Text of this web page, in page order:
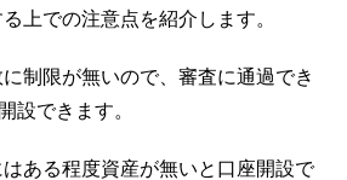
上での注意点を紹介します。
制限が無いので、審査に通過でき
設できます。
ある程度資産が無いと口座開設で